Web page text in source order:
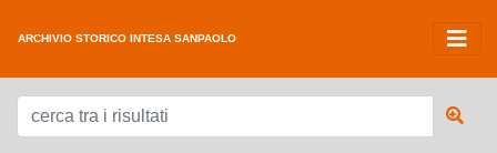
ARCHIVIO STORICO INTESA SANPAOLO